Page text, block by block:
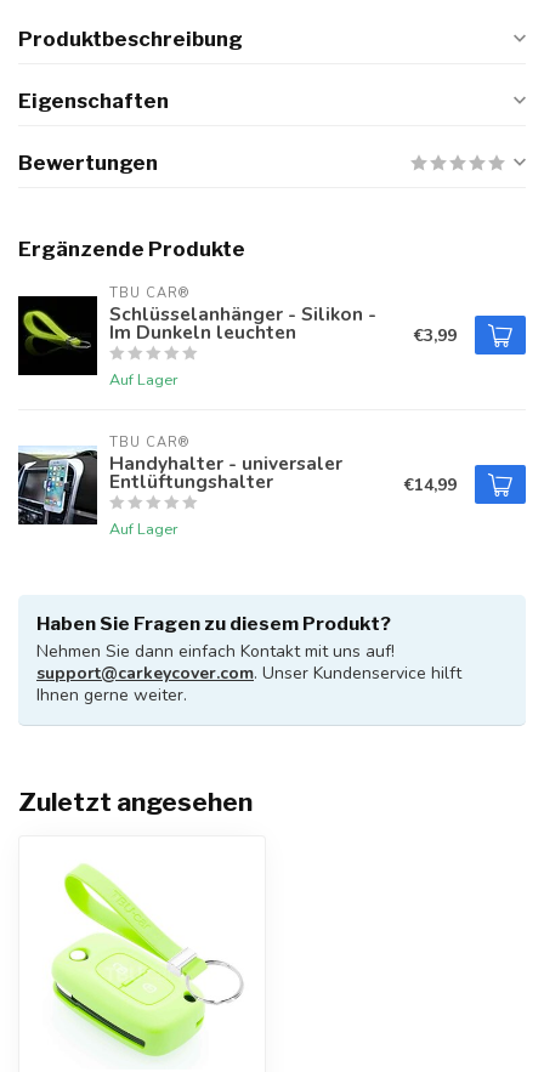
Produktbeschreibung
Eigenschaften
Bewertungen
Ergänzende Produkte
TBU CAR®
Schlüsselanhänger - Silikon -
Im Dunkeln leuchten
Auf Lager
€3,99
TBU CAR®
Handyhalter - universaler
Entlüftungshalter
Auf Lager
€14,99
Haben Sie Fragen zu diesem Produkt?
Nehmen Sie dann einfach Kontakt mit uns auf!
support@carkeycover.com. Unser Kundenservice hilft
Ihnen gerne weiter.
Zuletzt angesehen